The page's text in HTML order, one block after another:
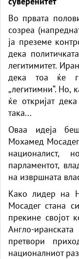
Во првата
созреа
ја преземе
дека
легитимитет.
дека тоа ќе
„легитимни“. Но,
ќе откријат
така...
Оваа идеја
Мохамед
парламентот,
на извршната
Како лидер на
Мосадег стана
прекине својот
Англо-
претвори
националниот